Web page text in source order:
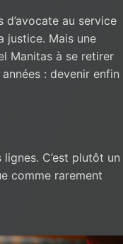
au service
justice. Mais une
Manitas à se retirer
: devenir enfin
C’est plutôt un
comme rarement